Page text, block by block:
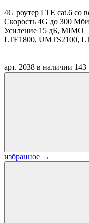
4G роутер LTE cat.6 со
Скорость 4G до 300
Усиление 15 дБ, MIMO
LTE1800, UMTS2100,
арт. 2038 в наличии 143
избранное →